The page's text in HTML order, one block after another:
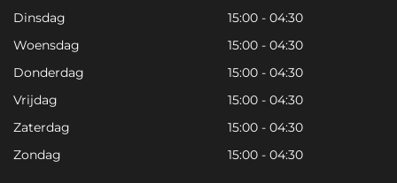
Dinsdag
15:00 - 04:30
Woensdag
15:00 - 04:30
Donderdag
15:00 - 04:30
Vrijdag
15:00 - 04:30
Zaterdag
15:00 - 04:30
Zondag
15:00 - 04:30